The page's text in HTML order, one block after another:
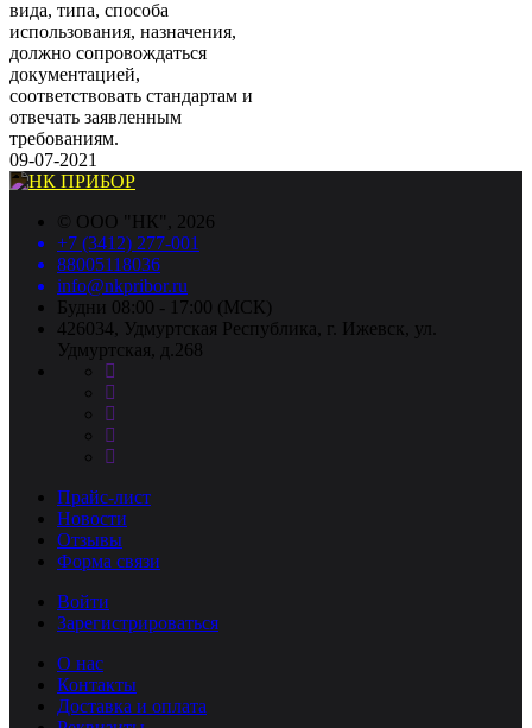
вида, типа, способа
использования, назначения,
должно сопровождаться
документацией,
соответствовать стандартам и
отвечать заявленным
требованиям.
09-07-2021
© ООО "НК", 2026
+7 (3412) 277-001
88005118036
info@nkpribor.ru
Будни 08:00 - 17:00 (МСК)
426034, Удмуртская Республика, г. Ижевск, ул.
Удмуртская, д.268
Прайс-лист
Новости
Отзывы
Форма связи
Войти
Зарегистрироваться
О нас
Контакты
Доставка и оплата